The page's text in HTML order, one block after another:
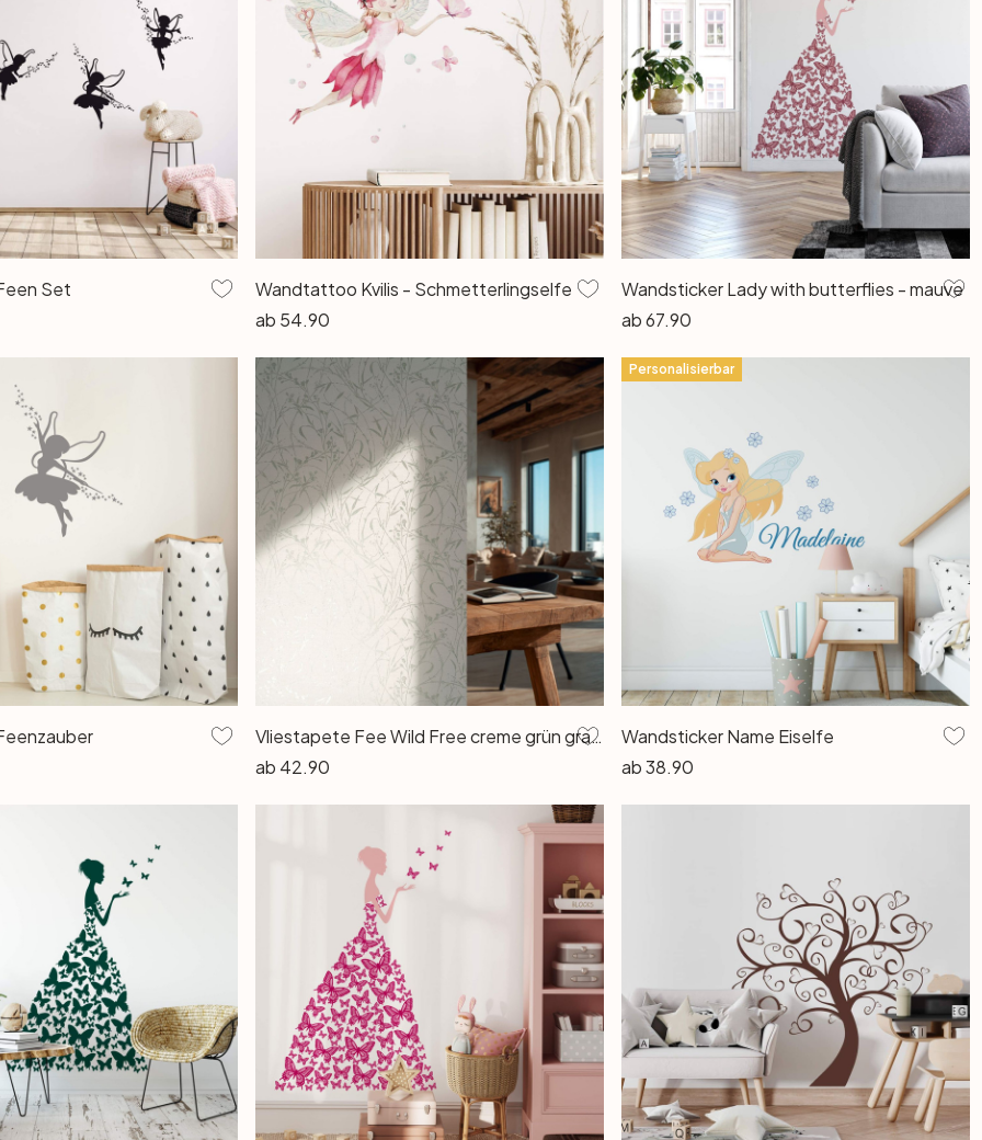
Set
Wandtattoo Kvilis - Schmetterlingselfe
ab 54.90
Wandsticker Lady with butterflies - mauve
ab67.90
Vliestapete Fee Wild Free creme grün grau metallic - Gräser Wildblumen Wohnzimmer Flur Küche
ab 42.90
Wandsticker Name Eiselfe
ab38.90
Personalisierbar